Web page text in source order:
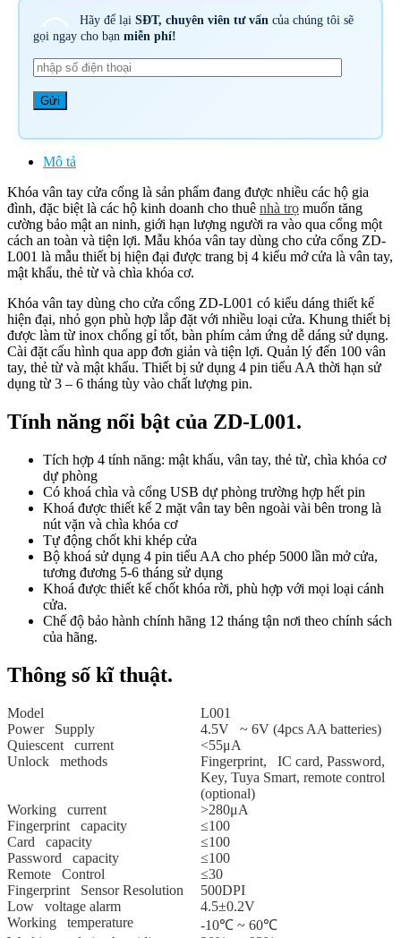
Hãy để lạiSĐT, chuyên viên tư vấncủa chúng tôi sẽ
gọi ngay cho bạn miễn phí!
Mô tả
Khóa vân tay cửa cổng là sản phẩm đang được nhiều các hộ gia
đình, đặc biệt là các hộ kinh doanh cho thuê nhà trọ muốn tăng
cường bảo mật an ninh, giới hạn lượng người ra vào qua cổng một
cách an toàn và tiện lợi. Mẫu khóa vân tay dùng cho cửa cổng ZD-
L001 là mẫu thiết bị hiện đại được trang bị 4 kiểu mở cửa là vân tay,
mật khẩu, thẻ từ và chìa khóa cơ.
Khóa vân tay dùng cho cửa cổng ZD-L001 có kiểu dáng thiết kế
hiện đại, nhỏ gọn phù hợp lắp đặt với nhiều loại cửa. Khung thiết bị
được làm từ inox chống gỉ tốt, bàn phím cảm ứng dễ dáng sử dụng.
Cài đặt cấu hình qua app đơn giản và tiện lợi. Quản lý đến 100 vân
tay, thẻ từ và mật khẩu. Thiết bị sử dụng 4 pin tiểu AA thời hạn sử
dụng từ 3 – 6 tháng tùy vào chất lượng pin.
Tính năng nổi bật của ZD-L001.
Tích hợp 4 tính năng: mật khẩu, vân tay, thẻ từ, chìa khóa cơ
dự phòng
Có khoá chìa và cổng USB dự phòng trường hợp hết pin
Khoá được thiết kế 2 mặt vân tay bên ngoài vài bên trong là
nút vặn và chìa khóa cơ
Tự động chốt khi khép cửa
Bộ khoá sử dụng 4 pin tiểu AA cho phép 5000 lần mở cửa,
tương đương 5-6 tháng sử dụng
Khoá được thiết kế chốt khóa rời, phù hợp với mọi loại cánh
cửa.
Chế độ bảo hành chính hãng 12 tháng tận nơi theo chính sách
của hãng.
Thông số kĩ thuật.
Model
L001
Power Supply
4.5V ~ 6V (4pcs AA batteries)
Quiescent current
<55μA
Unlock methods
Fingerprint, IC card, Password,
Key, Tuya Smart, remote control
(optional)
Working current
>280μA
Fingerprint capacity
≤100
Card capacity
≤100
Password capacity
≤100
Remote Control
≤30
Fingerprint Sensor Resolution
500DPI
Low voltage alarm
4.5±0.2V
Working temperature
-10℃ ~ 60℃